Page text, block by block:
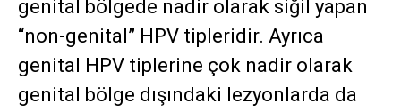
genital bölgede nadir olarak siğil yapan
“non-genital” HPV tipleridir. Ayrıca
genital HPV tiplerine çok nadir olarak
genital bölge dışındaki lezyonlarda da